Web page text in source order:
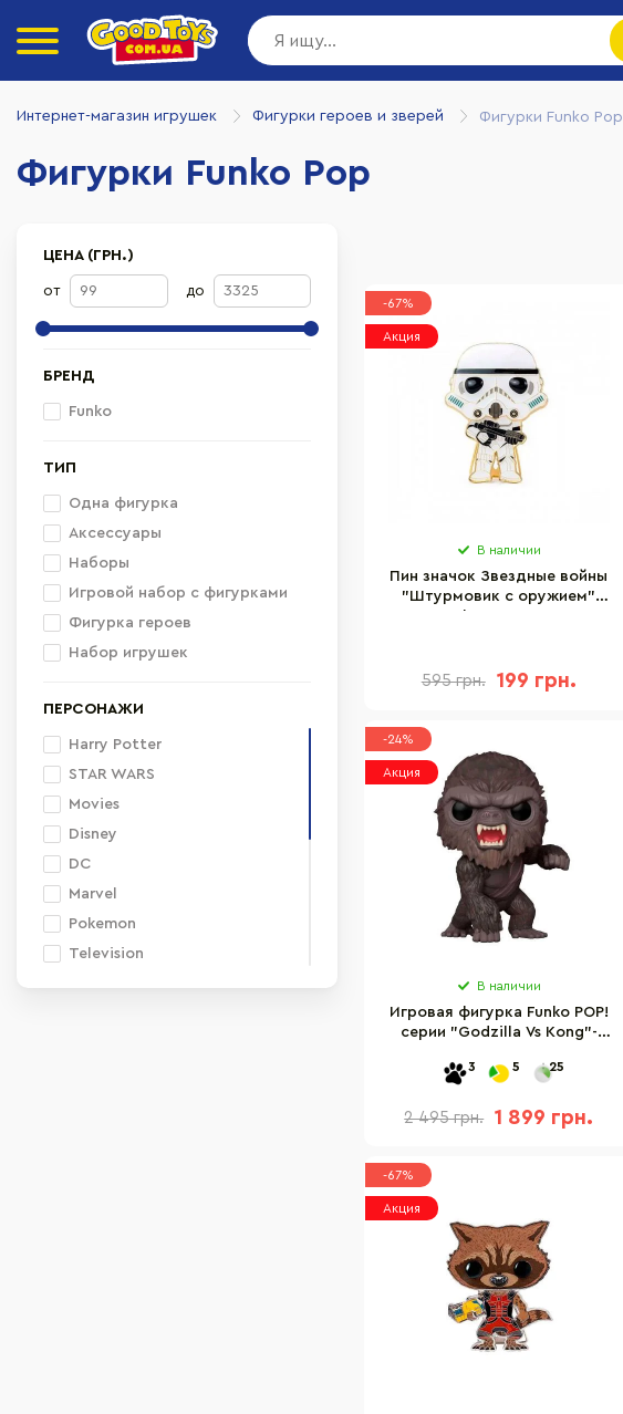
Интернет-магазин игрушек Фигурки героев и зверей Фигурки Funko Pop
Фигурки Funko Pop
ЦЕНА (ГРН.)
от до
БРЕНД
Funko
ТИП
Одна фигурка
Аксессуары
Наборы
Игровой набор с фигурками
Фигурка героев
Набор игрушек
ПЕРСОНАЖИ
Harry Potter
STAR WARS
Movies
Disney
DC
Marvel
Pokemon
Television
-67%
Акция
В наличии
Пин значок Звездные войны
"Штурмовик с оружием"
595 грн. 199 грн.
-24%
Акция
В наличии
Игровая фигурка Funko POP!
cерии "Godzilla Vs Kong"-
3 5 25
2 495 грн. 1 899 грн.
-67%
Акция